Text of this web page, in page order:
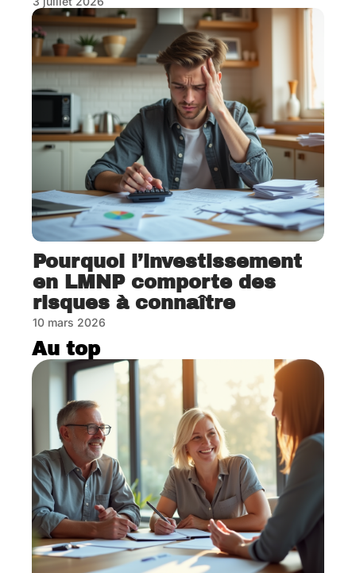
Pourquoi l’investissement
en LMNP comporte des
risques à connaître
10 mars 2026
Au top